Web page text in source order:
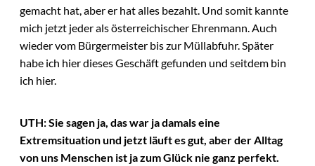
gemacht hat, aber er hat alles bezahlt. Und somit kannte
mich jetzt jeder als österreichischer Ehrenmann. Auch
wieder vom Bürgermeister bis zur Müllabfuhr. Später
habe ich hier dieses Geschäft gefunden und seitdem bin
ich hier.
UTH: Sie sagen ja, das war ja damals eine
Extremsituation und jetzt läuft es gut, aber der Alltag
von uns Menschen ist ja zum Glück nie ganz perfekt.